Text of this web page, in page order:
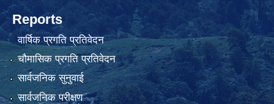
Reports
वार्षिक प्रगति प्रतिवेदन
चौमासिक प्रगति प्रतिवेदन
सार्वजनिक सुनुवाई
सार्वजनिक परीक्षण